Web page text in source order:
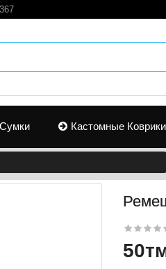
Сумки Кастомные Коврики